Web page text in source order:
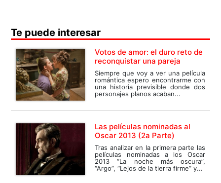
Te puede interesar
Votos de amor: el duro reto de
reconquistar una pareja
Siempre que voy a ver una película
romántica espero encontrarme con
una historia previsible donde dos
personajes planos acaban...
Las películas nominadas al
Oscar 2013 (2a Parte)
Tras analizar en la primera parte las
películas nominadas a los Oscar
2013 “La noche más oscura”,
“Argo”, “Lejos de la tierra firme” y...